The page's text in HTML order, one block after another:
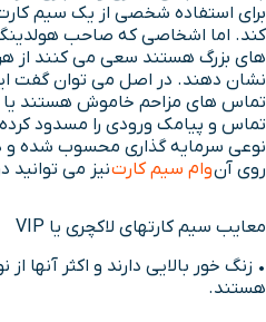
برای استفاده شخصی از یک سیم
کند. اما اشخاصی که صاحب هولدینگ
های بزرگ هستند سعی می کنند از هر
نشان دهند. در اصل می توان گفت
تماس های مزاحم خاموش هستند یا
تماس و پیامک ورودی را مسدود
نوعی سرمایه گذاری محسوب شده و در
روی آنوام سیم کارتنیز می توانید
معایب سیم کارتهای لاکچری یا VIP
• زنگ خور بالایی دارند و اکثر آنها
هستند.